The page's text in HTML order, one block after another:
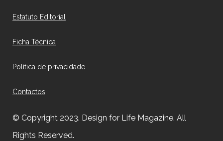
Estatuto Editorial
Ficha Técnica
Política de privacidade
Contactos
© Copyright 2023. Design for Life Magazine. All
Rights Reserved.